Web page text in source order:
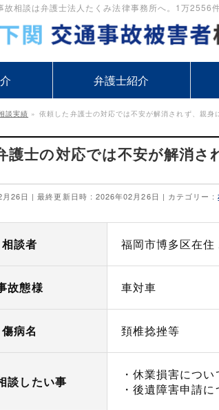
故相談は弁護士法人たくみ法律事務所へ。1万2556
弁護士紹介
談実績 » 依頼した弁護士の対応では不安が解消されず、親身
護士の対応では不安が解消
26日 最終更新日時 : 2026年02月26日 カテゴリー :
相談者 福岡市博多区在
故態様 車対車
傷病名 頚椎捻挫等
談したい事
・休業損害につい
・後遺障害申請に